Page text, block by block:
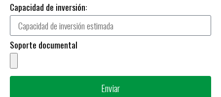
Capacidad de inversión:
Soporte documental
Enviar